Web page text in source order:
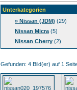
Unterkategorien
» Nissan (JDM) (29)
Nissan Micra (5)
Nissan Cherry (2)
Gefunden: 4 Bild(er) auf 1